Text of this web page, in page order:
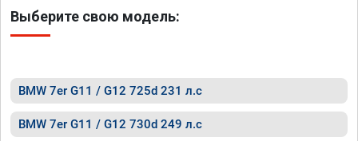
Выберите свою модель:
BMW 7er G11 / G12 725d 231 л.с
BMW 7er G11 / G12 730d 249 л.с